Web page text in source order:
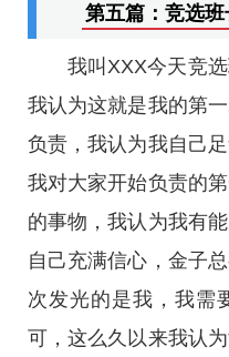
第五篇：竞选班
我叫XXX今天竞
我认为这就是我的第
负责，我认为我自己
我对大家开始负责的
的事物，我认为我有
自己充满信心，金子
次发光的是我，我需
可，这么久以来我认